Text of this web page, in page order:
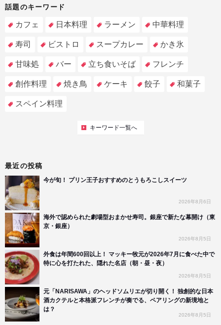
話題のキーワード
カフェ 日本料理 ラーメン 中華料理
寿司 ビストロ スープカレー かき氷
甘味処 バー 立ち食いそば フレンチ
創作料理 焼き鳥 ケーキ 餃子 和菓子
スペイン料理
キーワード一覧へ
最近の投稿
今が旬！ プリン王子おすすめのとうもろこしスイーツ
2026年8月6日
海外で認められた劇場型おまかせ寿司。銀座で新たな幕開け（東
京・銀座）
2026年8月5日
外食は年間600回以上！ マッキー牧元が2026年7月に食べた中で
特に心を打たれた、隠れた名店（朝・昼・夜）
2026年8月5日
元「NARISAWA」のヘッドソムリエが切り開く！ 独創的な日本
酒カクテルと本格派フレンチが奏でる、ペアリングの新境地と
は？
2026年8月5日